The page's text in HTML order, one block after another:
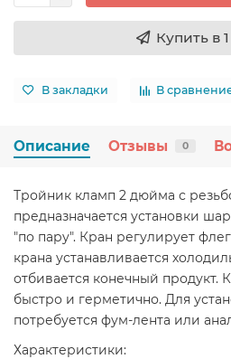
Купить в
В закладки В
Описание Отзывы 0
Тройник кламп 2 дюйма с
предназначается установки
"по пару". Кран регулирует
крана устанавливается
отбивается конечный продукт.
быстро и герметично. Для
потребуется фум-лента или
Характеристики: